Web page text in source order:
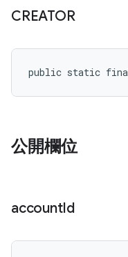
CREATOR
public static
公開欄位
accountId